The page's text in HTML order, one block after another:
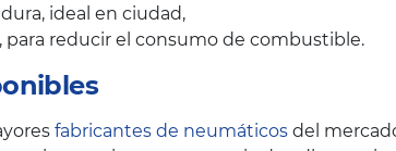
ideal en ciudad,
reducir el consumo de combustible.
fabricantes de neumáticos del